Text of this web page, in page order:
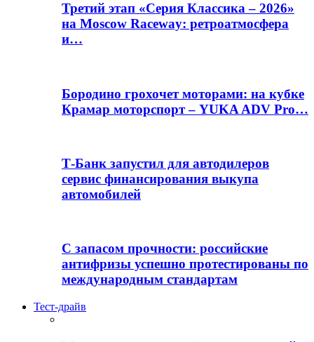
Третий этап «Серия Классика – 2026»
на Moscow Raceway: ретроатмосфера
и…
Бородино грохочет моторами: на кубке
Крамар моторспорт – YUKA ADV Pro…
Т-Банк запустил для автодилеров
сервис финансирования выкупа
автомобилей
С запасом прочности: российские
антифризы успешно протестированы по
международным стандартам
Тест-драйв